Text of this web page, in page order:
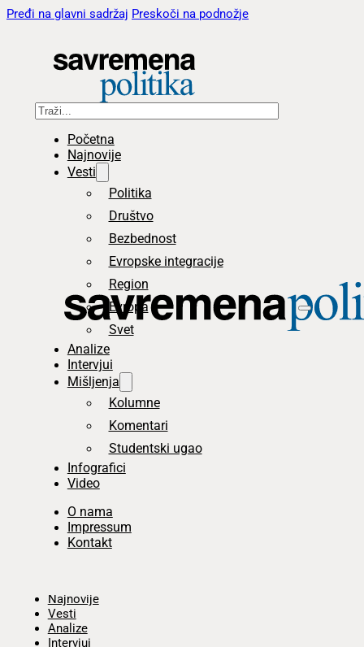
Pređi na glavni sadržaj Preskoči na podnožje
Pretraga
Početna
Najnovije
Vesti
Politika
Društvo
Bezbednost
Evropske integracije
Region
Evropa
Svet
Analize
Intervjui
Mišljenja
Kolumne
Komentari
Studentski ugao
Infografici
Video
O nama
Impressum
Kontakt
Najnovije
Vesti
Analize
Intervjui